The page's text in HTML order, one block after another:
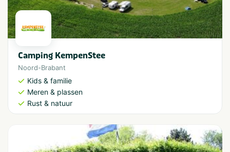
Camping KempenStee
Noord-Brabant
Kids & familie
Meren & plassen
Rust & natuur